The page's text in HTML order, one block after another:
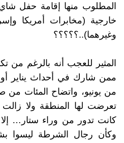
المطلوب منها إقامة حفل
وغيرهما)..؟؟؟؟؟
المثير للعجب أنه بالرغم من
ممن شارك في أحداث يناير أو
من يونيو، واتضاح المئات من
تعرضت لها المنطقة ولا
كانت تدور من وراء ستار…
وكأن رجال الشرطة ليسوا